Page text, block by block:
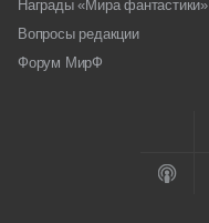
Награды «Мира фантастики»
Вопросы редакции
Форум МирФ